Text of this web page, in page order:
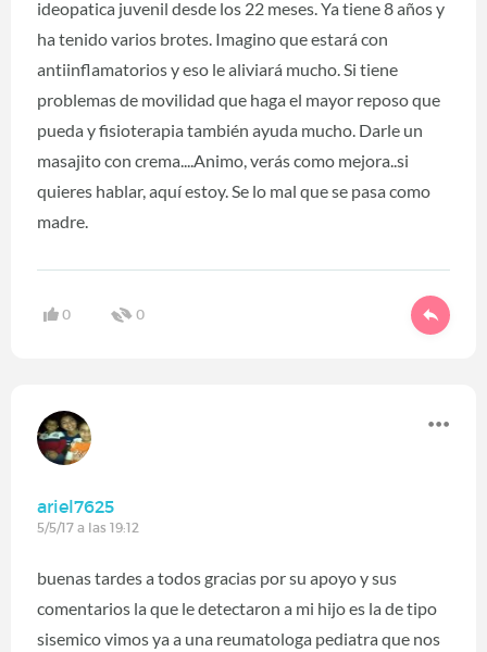
ideopatica juvenil desde los 22 meses. Ya tiene 8 años y
ha tenido varios brotes. Imagino que estará con
antiinflamatorios y eso le aliviará mucho. Si tiene
problemas de movilidad que haga el mayor reposo que
pueda y fisioterapia también ayuda mucho. Darle un
masajito con crema....Animo, verás como mejora..si
quieres hablar, aquí estoy. Se lo mal que se pasa como
madre.
0 0
ariel7625
5/5/17 a las 19:12
buenas tardes a todos gracias por su apoyo y sus
comentarios la que le detectaron a mi hijo es la de tipo
sisemico vimos ya a una reumatologa pediatra que nos